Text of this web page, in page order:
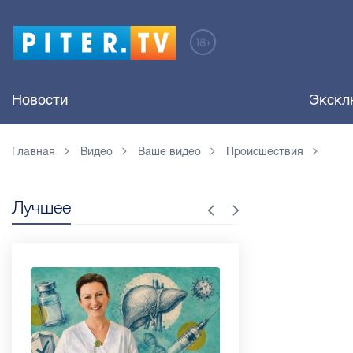
Новости
Главная Видео Ваше видео Происшествия
Лучшее